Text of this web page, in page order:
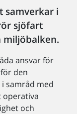
samverkar i
sjöfart
miljöbalken.
ansvar för
den
samråd med
operativa
och